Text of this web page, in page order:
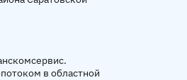
в областной